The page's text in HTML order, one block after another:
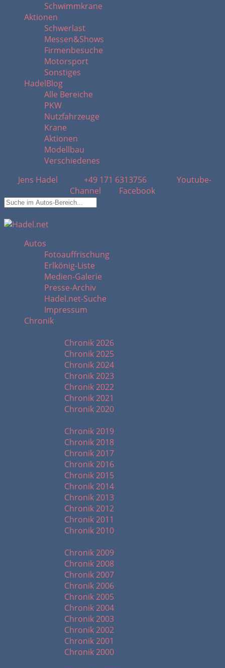
Schwimmkrane
Aktionen
Schwerlast
Messen&Shows
Firmenbesuche
Motorsport
Sonstiges
HadelBlog
Alle Bereiche
PKW
Nutzfahrzeuge
Krane
Aktionen
Modellbau
Verschiedenes
Jens Hadel
+49 171 6313756
Youtube-
Channel
Facebook
Autos
Fotoauffrischung
Erlkönig-Liste
Medien-Galerie
Presse-Archiv
Hadel.net-Suche
Impressum
Chronik
Chronik 2026
Chronik 2025
Chronik 2024
Chronik 2023
Chronik 2022
Chronik 2021
Chronik 2020
Chronik 2019
Chronik 2018
Chronik 2017
Chronik 2016
Chronik 2015
Chronik 2014
Chronik 2013
Chronik 2012
Chronik 2011
Chronik 2010
Chronik 2009
Chronik 2008
Chronik 2007
Chronik 2006
Chronik 2005
Chronik 2004
Chronik 2003
Chronik 2002
Chronik 2001
Chronik 2000